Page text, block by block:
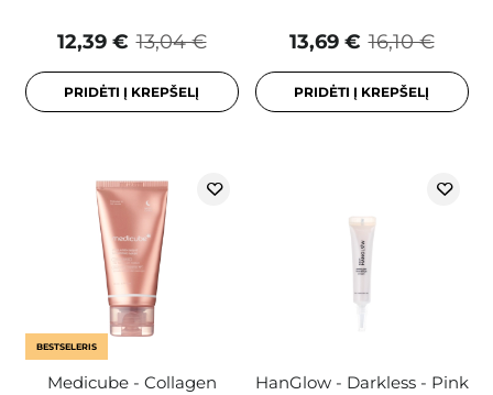
13,04 €
12,39 €
PRIDĖTI Į KREPŠELĮ
16,10 €
13,69 €
PRIDĖTI Į KREPŠELĮ
BESTSELERIS
Medicube - Collagen
HanGlow - Darkless - Pink